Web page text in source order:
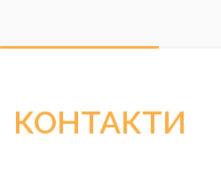
КОНТАКТИ